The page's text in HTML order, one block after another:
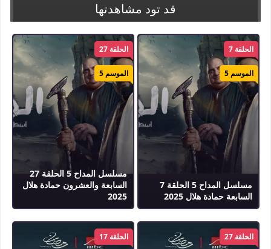
قد تود مشاهدتها
مسلسل المداح 5 الحلقة 7
السابعة حمادة هلال 2025
الحلقة 7
الموسم 5
مسلسل المداح 5 الحلقة 27
السابعة والعشرون حمادة هلال
2025
الحلقة 27
الموسم 5
الحلقة 27 الحلقة 17